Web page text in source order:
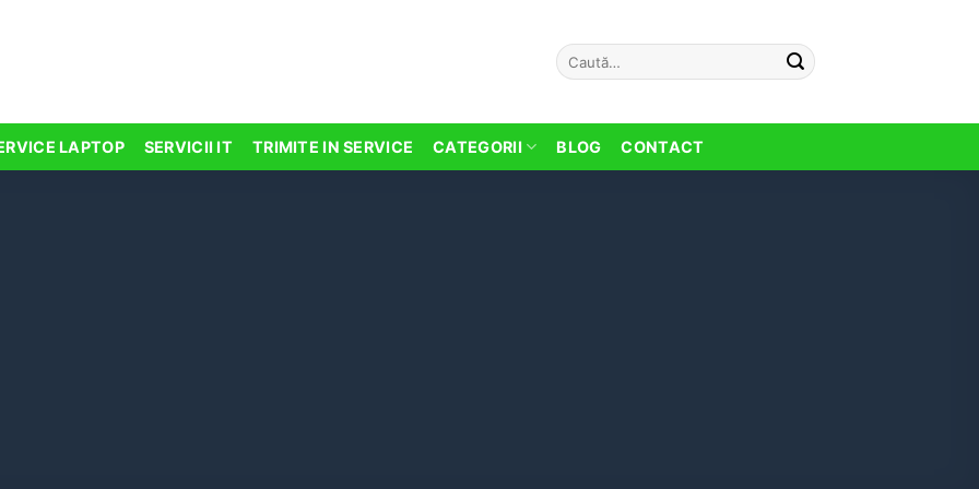
Caută
după:
LAPTOP SERVICII IT TRIMITE IN SERVICE CATEGORII BLOG CONTACT